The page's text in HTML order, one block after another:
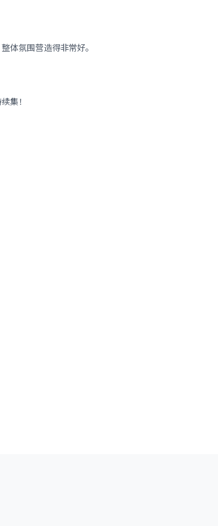
体氛围营造得非常好。
集！